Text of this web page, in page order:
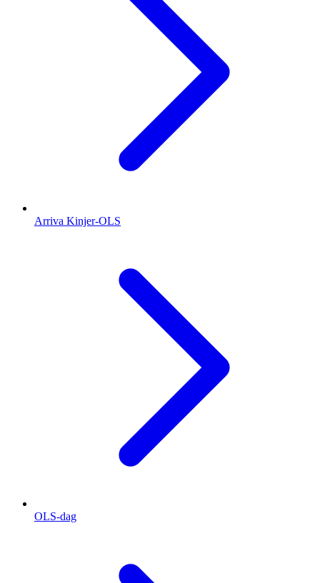
Arriva Kinjer-OLS
OLS-dag